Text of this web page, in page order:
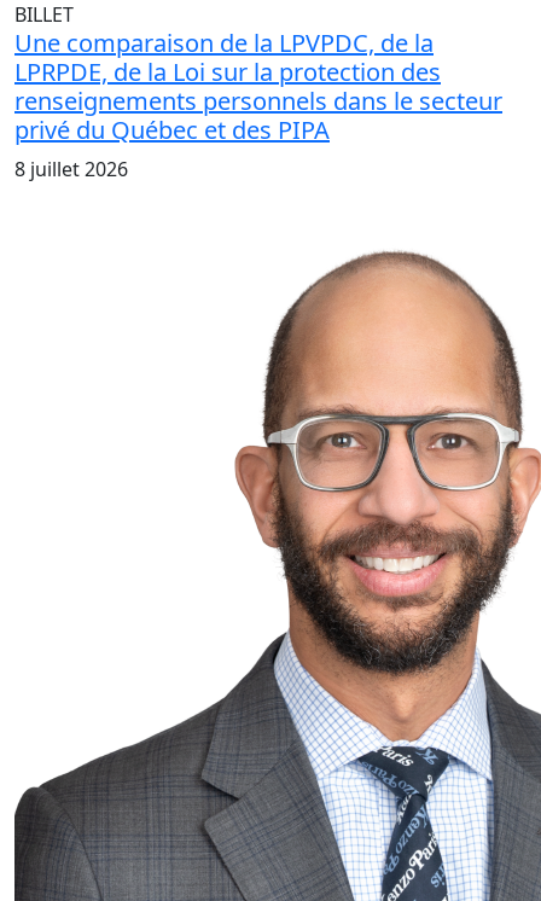
BILLET
Une comparaison de la LPVPDC, de la
LPRPDE, de la Loi sur la protection des
renseignements personnels dans le secteur
privé du Québec et des PIPA
8 juillet 2026